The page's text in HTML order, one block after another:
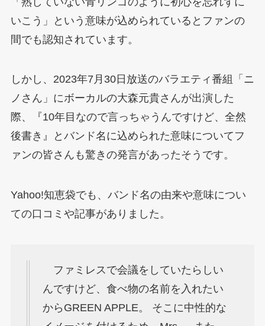
いこう」という意味が込められているとファンの
間でも認知されています。
しかし、2023年7月30日放送のバラエティ番組「ニ
ノさん」にボーカルの大森元貴さんが出演した
際、『10年目なので言っちゃうんですけど、全然
後書き』とバンド名に込められた意味についてフ
ァンの皆さんも驚きの発言があったそうです。
Yahoo!知恵袋でも、バンド名の由来や意味につい
ての口コミや記事がありました。
ファミレスで会議をしていたらしい
んですけど、食べ物の名前を入れたい
からGREEN APPLE。 そこに中性的な